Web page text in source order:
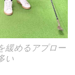
緩めるアプロー
い